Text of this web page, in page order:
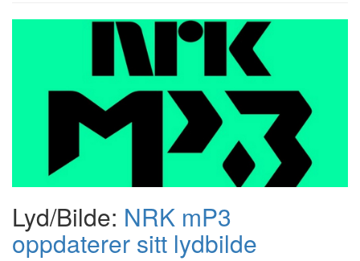
Lyd/Bilde: NRK mP3
oppdaterer sitt lydbilde